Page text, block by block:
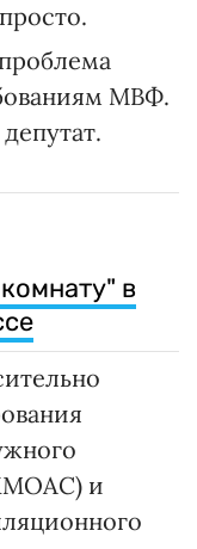
МВФ.
депутат.
в
и